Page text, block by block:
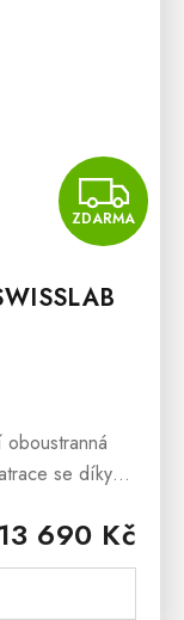
ZDARMA
13 690 Kč
se díky